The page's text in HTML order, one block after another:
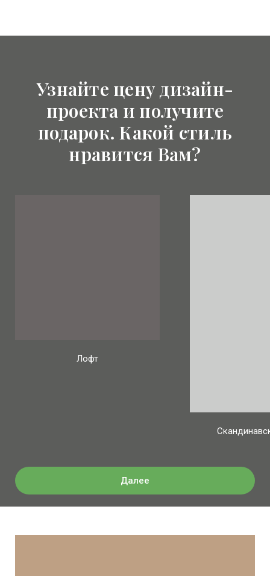
Узнайте цену дизайн-
проекта и получите
подарок. Какой стиль
нравится Вам?
Лофт
Далее